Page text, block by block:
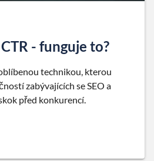
- funguje to?
technikou, kterou
zabývajících se SEO a
před konkurencí.